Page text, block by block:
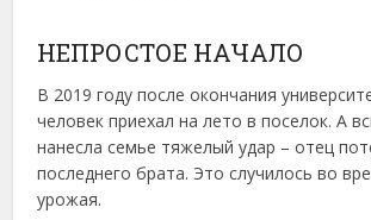
НЕПРОСТОЕ НАЧАЛО
В 2019 году после окончания
человек приехал на лето в поселок. А
нанесла семье тяжелый удар – отец
последнего брата. Это случилось во
урожая.